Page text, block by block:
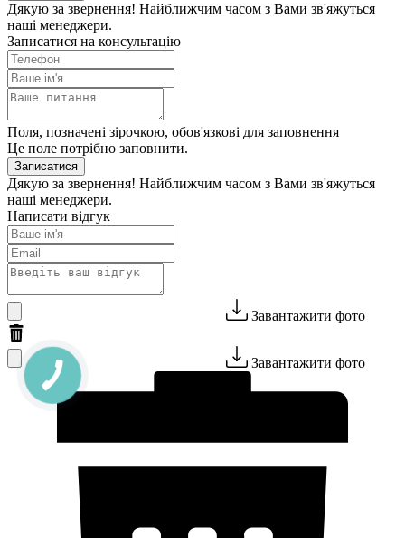
Дякую за звернення! Найближчим часом з Вами зв'яжуться
наші менеджери.
Записатися на консультацію
Поля, позначені зірочкою, обов'язкові для заповнення
Це поле потрібно заповнити.
Записатися
Дякую за звернення! Найближчим часом з Вами зв'яжуться
наші менеджери.
Написати відгук
Завантажити фото
Завантажити фото